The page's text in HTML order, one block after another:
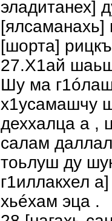
эладитанех]
[ялсаманахь]
[шорта]
27.Х1ай
Шу ма
х1усамашчу
деххалца а ,
салам
тоьлуш ду
г1иллакхел
хьéхам эца .